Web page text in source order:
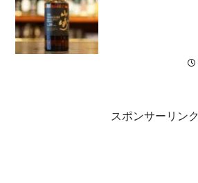
スポンサーリンク